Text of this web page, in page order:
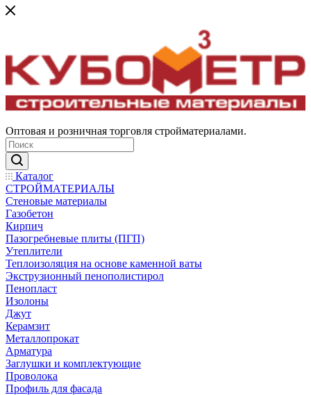
Оптовая и розничная торговля стройматериалами.
Каталог
СТРОЙМАТЕРИАЛЫ
Стеновые материалы
Газобетон
Кирпич
Пазогребневые плиты (ПГП)
Утеплители
Теплоизоляция на основе каменной ваты
Экструзионный пенополистирол
Пенопласт
Изолоны
Джут
Керамзит
Металлопрокат
Арматура
Заглушки и комплектующие
Проволока
Профиль для фасада